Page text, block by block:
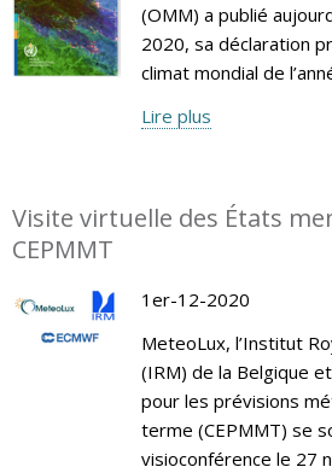
(OMM) a publié
2020, sa déclaration
climat mondial de
Lire plus
Visite virtuelle des États
CEPMMT
1er-12-2020
MeteoLux, l’Institut
(IRM) de la Belgique
pour les prévisions
terme (CEPMMT) se
visioconférence le 27